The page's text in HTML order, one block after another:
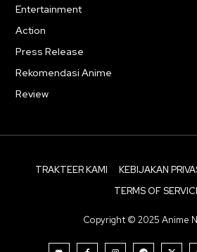
Entertainment
Action
Press Release
Rekomendasi Anime
Review
TRAKTEER KAMI KEBIJAKAN
TERMS OF
Copyright © 2025 Anime